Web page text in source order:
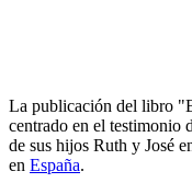
La publicación del libro
centrado en el testimonio
de sus hijos Ruth y José
en España.